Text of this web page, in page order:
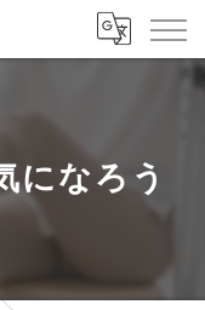
になろう